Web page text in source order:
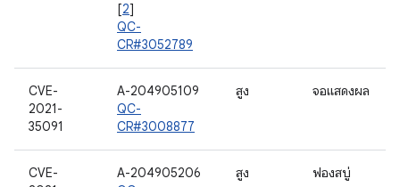
[2]
QC-
CR#3052789
CVE-
2021-
35091
A-204905109
QC-
CR#3008877
สูง จอแสดงผล
CVE-
A-204905206
สูง
ฟองสบู่